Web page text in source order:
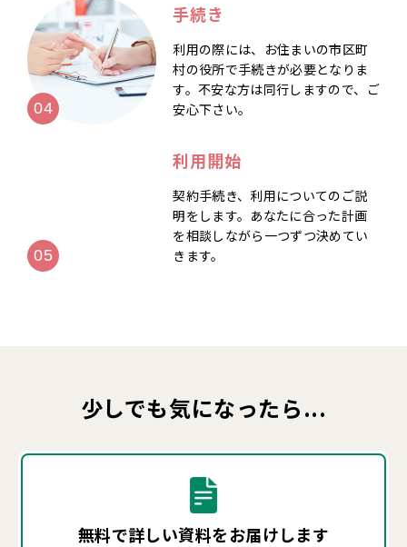
手続き
利用の際には、お住まいの市区町
村の役所で手続きが必要となりま
す。不安な方は同行しますので、ご
安心下さい。
利用開始
契約手続き、利用についてのご説
明をします。あなたに合った計画
を相談しながら一つずつ決めてい
きます。
少しでも気になったら...
無料で詳しい資料をお届けします